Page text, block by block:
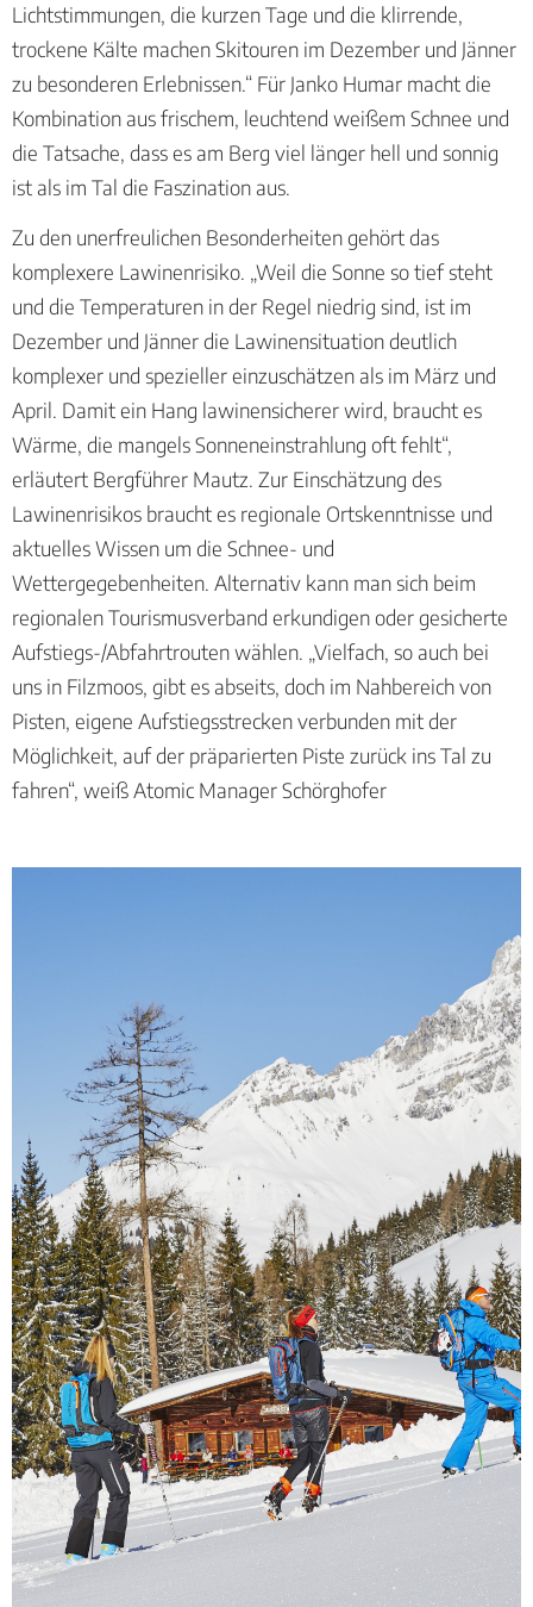
Lichtstimmungen, die kurzen Tage und die klirrende,
trockene Kälte machen Skitouren im Dezember und Jänner
zu besonderen Erlebnissen.“ Für Janko Humar macht die
Kombination aus frischem, leuchtend weißem Schnee und
die Tatsache, dass es am Berg viel länger hell und sonnig
ist als im Tal die Faszination aus.
Zu den unerfreulichen Besonderheiten gehört das
komplexere Lawinenrisiko. „Weil die Sonne so tief steht
und die Temperaturen in der Regel niedrig sind, ist im
Dezember und Jänner die Lawinensituation deutlich
komplexer und spezieller einzuschätzen als im März und
April. Damit ein Hang lawinensicherer wird, braucht es
Wärme, die mangels Sonneneinstrahlung oft fehlt“,
erläutert Bergführer Mautz. Zur Einschätzung des
Lawinenrisikos braucht es regionale Ortskenntnisse und
aktuelles Wissen um die Schnee- und
Wettergegebenheiten. Alternativ kann man sich beim
regionalen Tourismusverband erkundigen oder gesicherte
Aufstiegs-/Abfahrtrouten wählen. „Vielfach, so auch bei
uns in Filzmoos, gibt es abseits, doch im Nahbereich von
Pisten, eigene Aufstiegsstrecken verbunden mit der
Möglichkeit, auf der präparierten Piste zurück ins Tal zu
fahren“, weiß Atomic Manager Schörghofer